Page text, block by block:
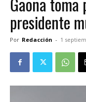
presidente
Por Redacción - 1